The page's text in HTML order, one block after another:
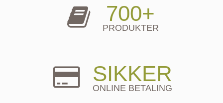
700+
PRODUKTER
SIKKER
ONLINE BETALING